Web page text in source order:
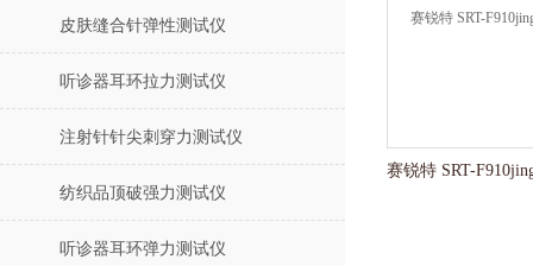
皮肤缝合针弹性测试仪
听诊器耳环拉力测试仪
注射针针尖刺穿力测试仪
纺织品顶破强力测试仪
听诊器耳环弹力测试仪